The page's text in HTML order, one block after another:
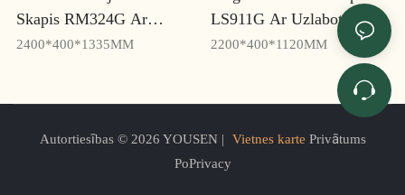
Skapis RM324G Ar
Praktiskumu Un
2400*400*1335MM
LS911G Ar Uzlabotām
Funkcijām Un
Funkcionalitāti — Yousen
2200*400*1120MM
Autortiesības © 2026 YOUSEN | Vietnes karte Privātums
PoPrivacy